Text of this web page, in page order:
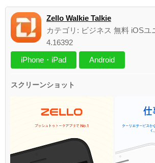
Zello Walkie Talkie
カテゴリ: ビジネス 無料 iOSユ
4.16392
iPhone・iPad
Android
スクリーンショット